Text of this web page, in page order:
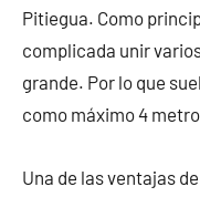
Pitiegua. Como
complicada unir
grande. Por lo que
como máximo 4
Una de las ventajas